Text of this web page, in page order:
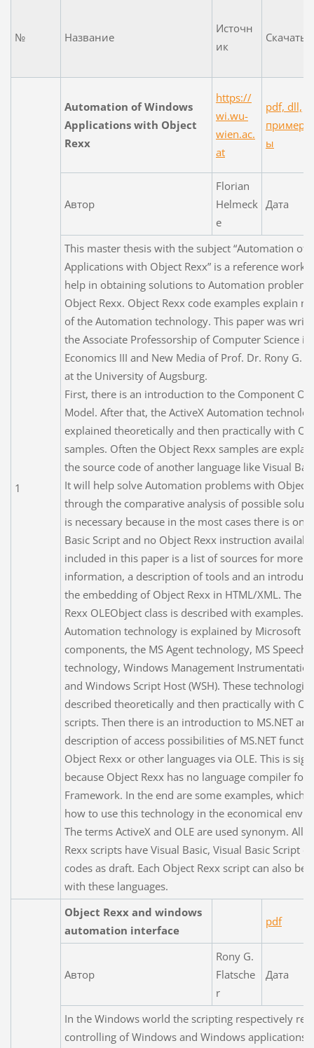
№ Название
Источн
ик
Скачать
1
Automation of Windows
Applications with Object
Rexx
https://
wi.wu-
wien.ac.
at
pdf, dll,
пример
ы
Автор
Florian
Helmeck
e
Дата
This master thesis with the subject “Automation of
Applications with Object Rexx” is a reference work.
help in obtaining solutions to Automation
Object Rexx. Object Rexx code examples explain
of the Automation technology. This paper was
the Associate Professorship of Computer Science in
Economics III and New Media of Prof. Dr. Rony G.
at the University of Augsburg.
First, there is an introduction to the Component
Model. After that, the ActiveX Automation
explained theoretically and then practically with
samples. Often the Object Rexx samples are
the source code of another language like Visual
It will help solve Automation problems with Object
through the comparative analysis of possible
is necessary because in the most cases there is
Basic Script and no Object Rexx instruction
included in this paper is a list of sources for more
information, a description of tools and an
the embedding of Object Rexx in HTML/XML. The
Rexx OLEObject class is described with examples.
Automation technology is explained by Microsoft
components, the MS Agent technology, MS Speech
technology, Windows Management
and Windows Script Host (WSH). These
described theoretically and then practically with
scripts. Then there is an introduction to MS.NET
description of access possibilities of MS.NET
Object Rexx or other languages via OLE. This is
because Object Rexx has no language compiler for
Framework. In the end are some examples, which
how to use this technology in the economical
The terms ActiveX and OLE are used synonym. All
Rexx scripts have Visual Basic, Visual Basic Script
codes as draft. Each Object Rexx script can also be
with these languages.
Object Rexx and windows
automation interface
pdf
Автор
Rony G.
Flatsche
r
Дата
In the Windows world the scripting respectively
controlling of Windows and Windows applications